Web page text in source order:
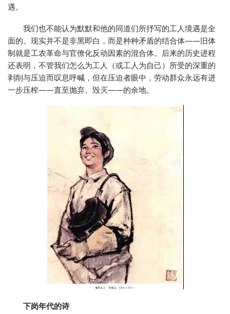
遇。
我们也不能认为默默和他的同道们所抒写的工人境遇是全
面的。现实并不是非黑即白，而是种种矛盾的结合体——旧体
制就是工农革命与官僚化反动因素的混合体。后来的历史进程
还表明，不管我们怎么为工人（或工人为自己）所受的深重的
剥削与压迫而叹息呼喊，但在压迫者眼中，劳动群众永远有进
一步压榨——直至抛弃、毁灭——的余地。
下岗年代的诗